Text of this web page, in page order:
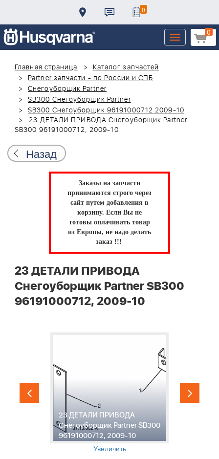
0
0
Toggle
navigation
Главная страница
Каталог запчастей
Partner запчасти - по России и СПБ
Снегоуборщик Partner
SB300 Снегоуборщик Partner
SB300 Снегоуборщик 96191000712 2009-10
23 ДЕТАЛИ ПРИВОДА Снегоуборщик Partner
SB300 96191000712, 2009-10
Назад
Заказы на запчасти
принимаются строго через
сайт путем добавления в
корзину. Если Вы не
готовы оплачивать товар
из Европы, не надо делать
заказ !!!
23 ДЕТАЛИ ПРИВОДА
Снегоуборщик Partner SB300
96191000712, 2009-10
23 ДЕТАЛИ ПРИВОДА
Снегоуборщик Partner SB300
96191000712, 2009-10
Увеличить